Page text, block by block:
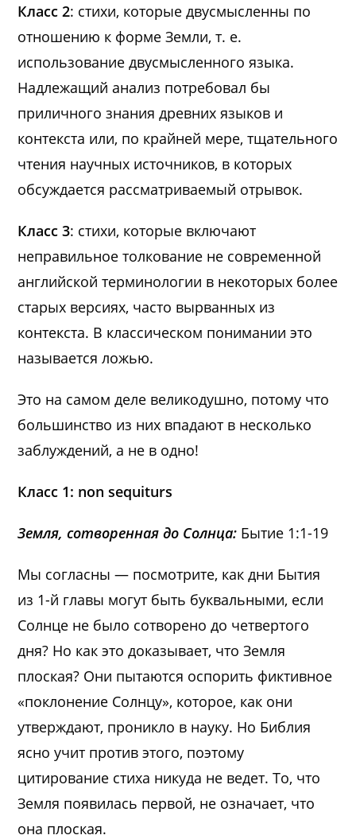
Класс 2: стихи, которые двусмысленны по
отношению к форме Земли, т. е.
использование двусмысленного языка.
Надлежащий анализ потребовал бы
приличного знания древних языков и
контекста или, по крайней мере, тщательного
чтения научных источников, в которых
обсуждается рассматриваемый отрывок.
Класс 3: стихи, которые включают
неправильное толкование не современной
английской терминологии в некоторых более
старых версиях, часто вырванных из
контекста. В классическом понимании это
называется ложью.
Это на самом деле великодушно, потому что
большинство из них впадают в несколько
заблуждений, а не в одно!
Класс 1: non sequiturs
Земля, сотворенная до Солнца: Бытие 1:1-19
Мы согласны — посмотрите, как дни Бытия
из 1-й главы могут быть буквальными, если
Солнце не было сотворено до четвертого
дня? Но как это доказывает, что Земля
плоская? Они пытаются оспорить фиктивное
«поклонение Солнцу», которое, как они
утверждают, проникло в науку. Но Библия
ясно учит против этого, поэтому
цитирование стиха никуда не ведет. То, что
Земля появилась первой, не означает, что
она плоская.